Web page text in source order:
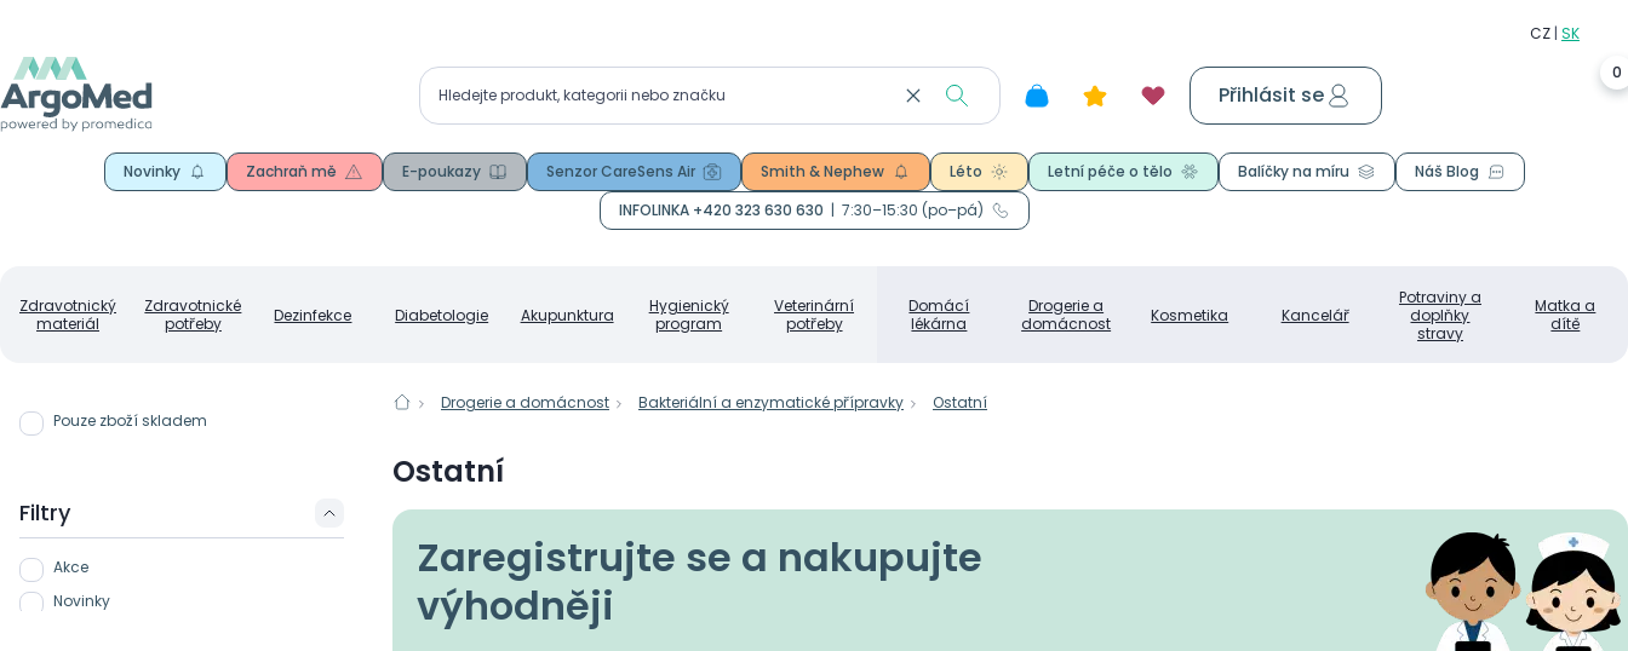
Zdravotnický
materiál
Zdravotnické
potřeby
Dezinfekce Diabetologie Akupunktura
Hygienický
program
Veterinární
potřeby
Domácí
lékárna
Drogerie a
domácnost
Kosmetika Kancelář
Potraviny a
doplňky
stravy
Matka a
dítě
0
Přihlásit se
Novinky Zachraň mě E-poukazy Senzor CareSens Air Smith & Nephew Léto Letní péče o tělo Balíčky na míru
Náš Blog
INFOLINKA +420 323 630 630
7:30–15:30 (po–pá)
Pouze zboží skladem
Filtry
Akce
Novinky
Drogerie a domácnost Bakteriální a enzymatické přípravky Ostatní
Ostatní
Zaregistrujte se a nakupujte
výhodněji